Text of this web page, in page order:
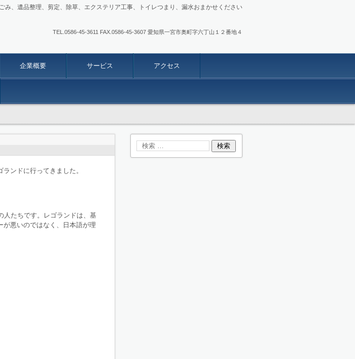
み、遺品整理、剪定、除草、エクステリア工事、トイレつまり、漏水おまかせください
TEL.0586-45-3611 FAX.0586-45-3607 愛知県一宮市奥町字六丁山１２番地４
企業概要 サービス アクセス
ンドに行ってきました。
人たちです。レゴランドは、基
悪いのではなく、日本語が理